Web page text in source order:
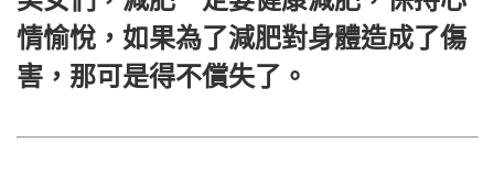
情愉悅，如果為了減肥對身體造成了傷
害，那可是得不償失了。